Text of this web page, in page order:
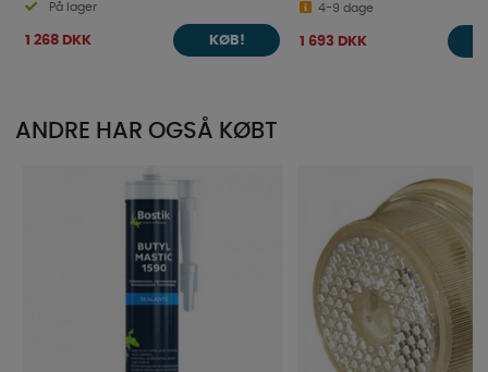
På lager
1 268 DKK KØB!
4-9 dage
1 693 DKK
ANDRE HAR OGSÅ KØBT